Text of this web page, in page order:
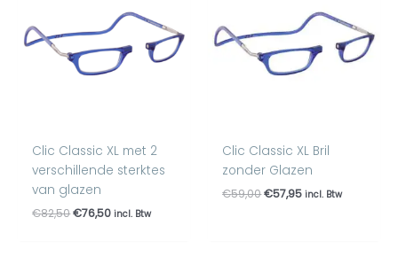
Clic Classic XL met 2
verschillende sterktes
van glazen
€82,50€76,50
€76,50.
incl. Btw
Clic Classic XL Bril
zonder Glazen
€59,00€57,95
€57,95.
incl. Btw